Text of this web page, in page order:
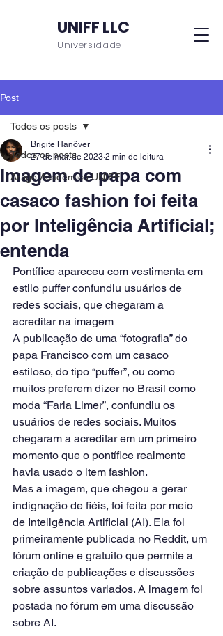
UNIFF LLC
Universidade
Post
Todos os posts
Artigo Acadêmico UNIFF
Todos os posts
Imagem de papa com
casaco fashion foi feita
por Inteligência Artificial;
entenda
Brigite Hanôver
27 de mar. de 2023 2 min de leitura
Pontífice apareceu com vestimenta em
estilo puffer confundiu usuários de
redes sociais, que chegaram a
acreditar na imagem
A publicação de uma “fotografia” do
papa Francisco com um casaco
estiloso, do tipo “puffer”, ou como
muitos preferem dizer no Brasil como
moda “Faria Limer”, confundiu os
usuários de redes sociais. Muitos
chegaram a acreditar em um primeiro
momento que o pontífice realmente
havia usado o item fashion.
Mas a imagem, que chegou a gerar
indignação de fiéis, foi feita por meio
de Inteligência Artificial (AI). Ela foi
primeiramente publicada no Reddit, um
fórum online e gratuito que permite a
criação de publicações e discussões
sobre assuntos variados. A imagem foi
postada no fórum em uma discussão
sobre AI.